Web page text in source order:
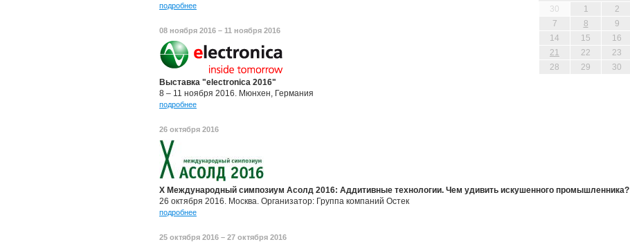
30 1 2
7
8 9
14
15 16
21
22 23
28
29 30
подробнее
08 ноября 2016 – 11 ноября 2016
Выставка "electronica 2016"
8 – 11 ноября 2016. Мюнхен, Германия
подробнее
26 октября 2016
X Международный симпозиум Асолд 2016: Аддитивные технологии. Чем удивить искушенного промышленника?
26 октября 2016. Москва. Организатор: Группа компаний Остек
подробнее
25 октября 2016 – 27 октября 2016